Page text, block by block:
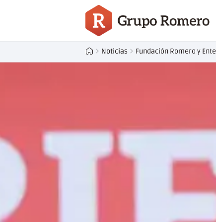
Noticias